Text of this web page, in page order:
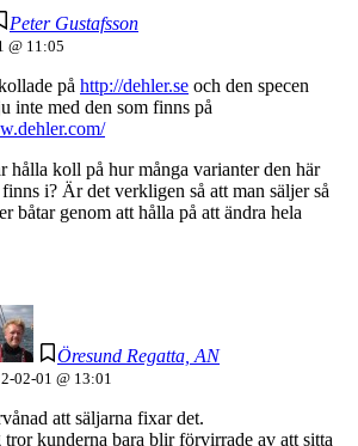
Peter Gustafsson
@ 11:05
på http://dehler.se och den specen
inte med den som finns på
hålla koll på hur många varianter den här
i? Är det verkligen så att man säljer så
båtar genom att hålla på att ändra hela
Öresund Regatta, AN
02-01 @ 13:01
att säljarna fixar det.
tror kunderna bara blir förvirrade av att sitta